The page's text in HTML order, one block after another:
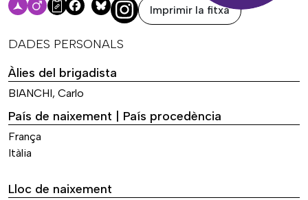
Facebook
Bluesky Imprimir la fitxa
DADES PERSONALS
Àlies del brigadista
BIANCHI, Carlo
País de naixement | País procedència
França
Itàlia
Lloc de naixement